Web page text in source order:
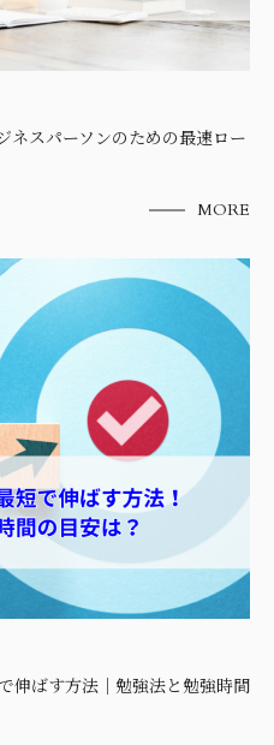
ネスパーソンのための最速ロー
MORE
伸ばす方法｜勉強法と勉強時間